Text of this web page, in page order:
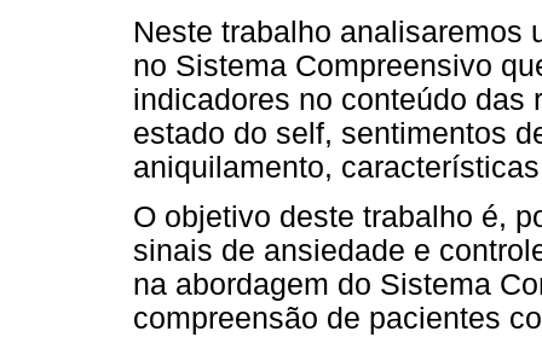
Neste trabalho analisaremos
no Sistema Compreensivo
indicadores no conteúdo das
estado do self, sentimentos
aniquilamento,
O objetivo deste trabalho é,
sinais de ansiedade e
na abordagem do Sistema
compreensão de pacientes